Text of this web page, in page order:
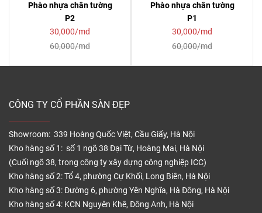
Phào nhựa chân tường
P2
30,000/md
60,000/md
Phào nhựa chân tường
P1
30,000/md
60,000/md
CÔNG TY CỔ PHẦN SÀN ĐẸP
Showroom: 339 Hoàng Quốc Việt, Cầu Giấy, Hà Nội
Kho hàng số 1: số 1 ngõ 38 Đại Từ, Hoàng Mai, Hà Nội
(Cuối ngõ 38, trong công ty xây dựng công nghiệp ICC)
Kho hàng số 2: Tổ 4, phường Cự Khối, Long Biên, Hà Nội
Kho hàng số 3: Đường 6, phường Yên Nghĩa, Hà Đông, Hà Nội
Kho hàng số 4: KCN Nguyên Khê, Đông Anh, Hà Nội